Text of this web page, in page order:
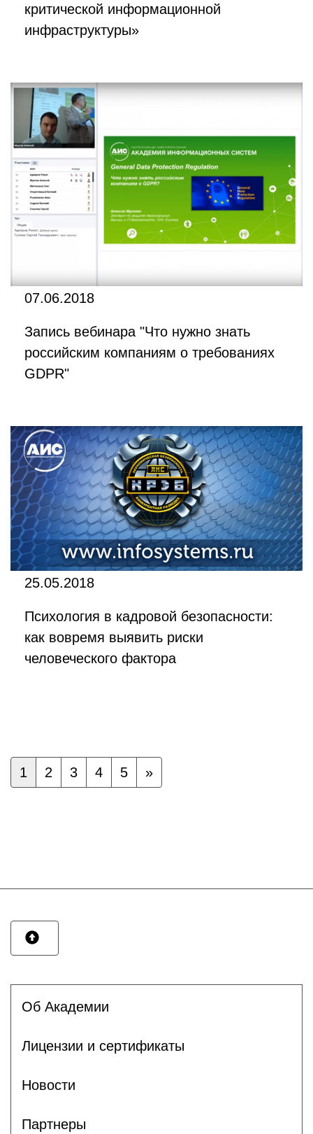
критической информационной
инфраструктуры»
07.06.2018
Запись вебинара "Что нужно знать
российским компаниям о требованиях
GDPR"
25.05.2018
Психология в кадровой безопасности:
как вовремя выявить риски
человеческого фактора
1 2 3 4 5 »
Об Академии
Лицензии и сертификаты
Новости
Партнеры